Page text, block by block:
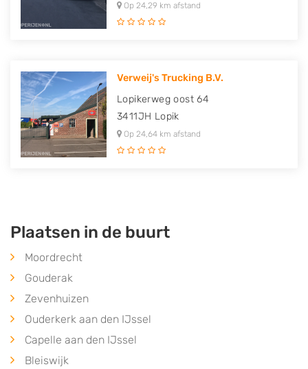
Op 24,29 km afstand
Verweij's Trucking B.V.
Lopikerweg oost 64
3411JH Lopik
Op 24,64 km afstand
Plaatsen in de buurt
Moordrecht
Gouderak
Zevenhuizen
Ouderkerk aan den IJssel
Capelle aan den IJssel
Bleiswijk